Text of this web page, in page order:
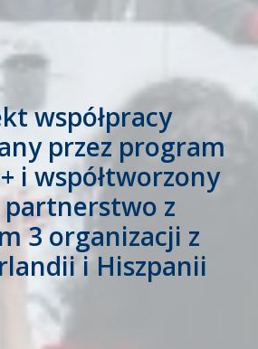
współpracy
przez program
i współtworzony
partnerstwo z
3 organizacji z
i Hiszpanii